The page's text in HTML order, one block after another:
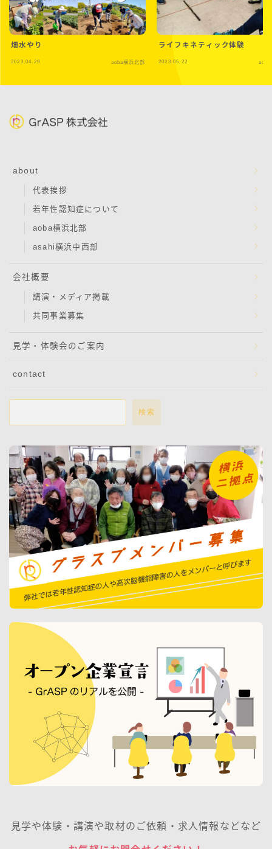
畑水やり
2023.04.29 aoba横浜北部
ライフキネティック体験
2023.05.22 aoba
about
代表挨拶
若年性認知症について
aoba横浜北部
asahi横浜中西部
会社概要
講演・メディア掲載
共同事業募集
見学・体験会のご案内
contact
検索
見学や体験・講演や取材のご依頼・求人情報などなど